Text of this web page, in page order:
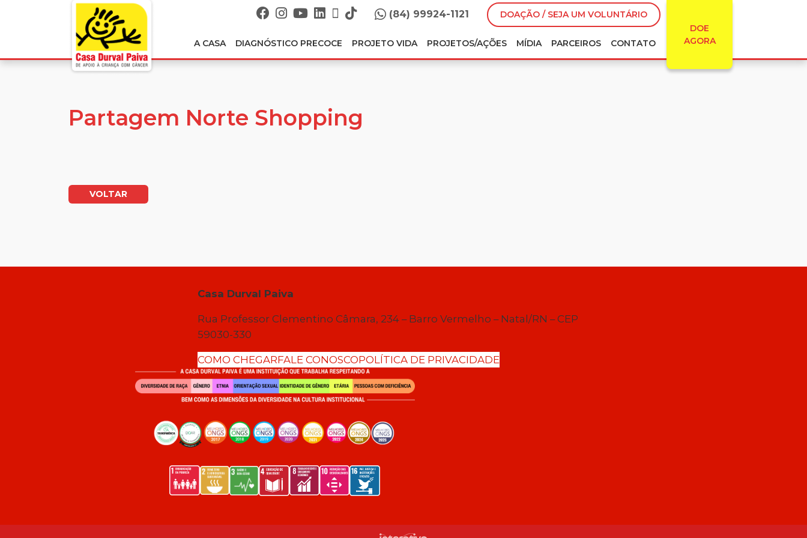
(84) 99924-1121
DOAÇÃO / SEJA UM VOLUNTÁRIO
DOE
AGORA
A CASA DIAGNÓSTICO PRECOCE PROJETO VIDA PROJETOS/AÇÕES MÍDIA PARCEIROS CONTATO
Partagem Norte Shopping
VOLTAR
Casa Durval Paiva
Rua Professor Clementino Câmara, 234 – Barro Vermelho – Natal/RN – CEP
59030-330
COMO CHEGARFALE CONOSCOPOLÍTICA DE PRIVACIDADE